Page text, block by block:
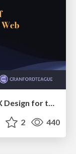
A brief & incomplete history of UX Design for the World Wide Web: 1989–2019
2 440